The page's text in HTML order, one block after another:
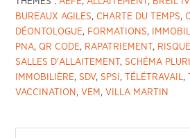
BUREAUX AGILES,CHARTE DU TEMPS,
DÉONTOLOGUE, FORMATIONS,
PNA,QR CODE, RAPATRIEMENT ,
SALLES D'ALLAITEMENT ,SCHÉMA
IMMOBILIÈRE,SDV,SPSI , TÉLÉTRAVAIL,
VACCINATION , VEM , VILLA MARTIN